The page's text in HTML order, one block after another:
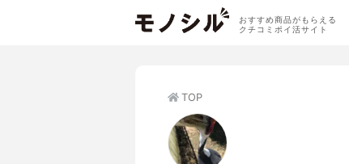
おすすめ商品がもらえる
クチコミポイ活サイト
TOP